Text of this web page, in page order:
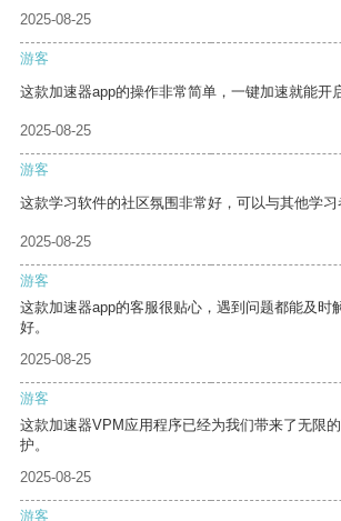
2025-08-25
游客
这款加速器app的操作非常简单，一键加速就能开
2025-08-25
游客
这款学习软件的社区氛围非常好，可以与其他学习
2025-08-25
游客
这款加速器app的客服很贴心，遇到问题都能及时
好。
2025-08-25
游客
这款加速器VPM应用程序已经为我们带来了无限
护。
2025-08-25
游客